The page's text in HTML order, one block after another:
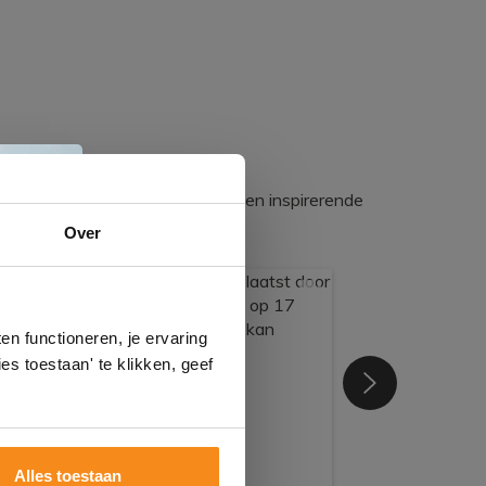
Over
functioneren, je ervaring
toestaan' te klikken, geef
Alles toestaan
Samen bouwen we een inspirerende